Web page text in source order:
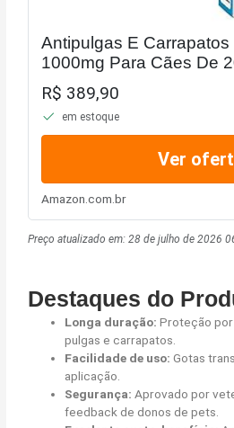
Antipulgas E
1000mg Para Cães De
Combo Com 02 Unidades
R$ 389,90
em estoque
Ver
Amazon.com.br
Preço atualizado em:28 de julho de 2026
Destaques do
Longa duração: Proteção
pulgas e carrapatos.
Facilidade de uso: Gotas
aplicação.
Segurança: Aprovado por
feedback de donos de pets.